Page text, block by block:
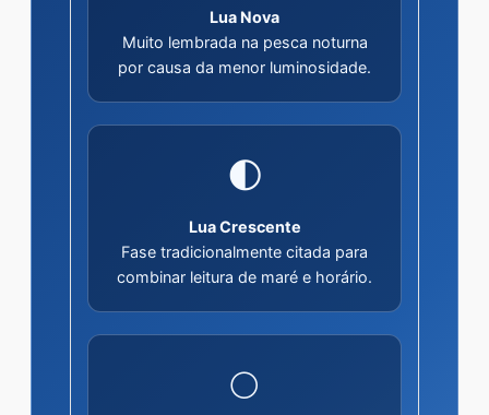
Lua Nova
Muito lembrada na pesca noturna
por causa da menor luminosidade.
🌓
Lua Crescente
Fase tradicionalmente citada para
combinar leitura de maré e horário.
🌕